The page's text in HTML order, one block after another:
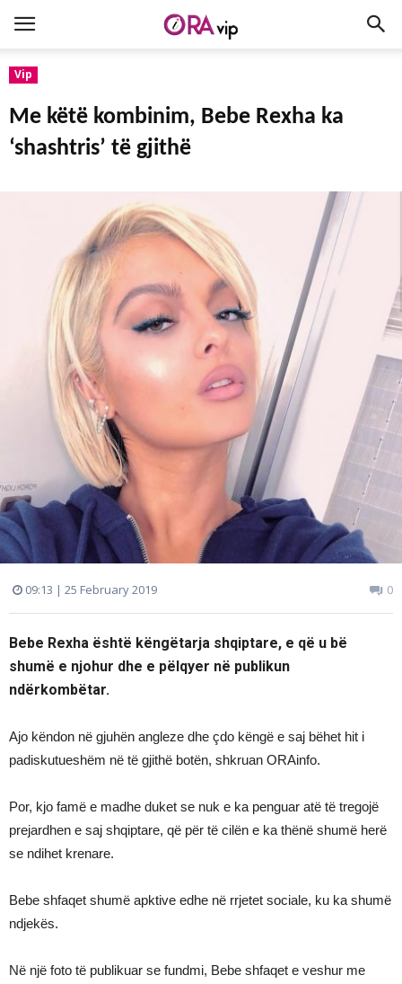
Vip
Me këtë kombinim, Bebe Rexha ka
‘shashtris’ të gjithë
09:13 | 25 February 2019 0
Bebe Rexha është këngëtarja shqiptare, e që u bë
shumë e njohur dhe e pëlqyer në publikun
ndërkombëtar.
Ajo këndon në gjuhën angleze dhe çdo këngë e saj bëhet hit i
padiskutueshëm në të gjithë botën, shkruan ORAinfo.
Por, kjo famë e madhe duket se nuk e ka penguar atë të tregojë
prejardhen e saj shqiptare, që për të cilën e ka thënë shumë herë
se ndihet krenare.
Bebe shfaqet shumë apktive edhe në rrjetet sociale, ku ka shumë
ndjekës.
Në një foto të publikuar se fundmi, Bebe shfaqet e veshur me